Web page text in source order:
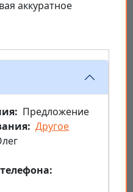
аккуратное
Предложение
Другое